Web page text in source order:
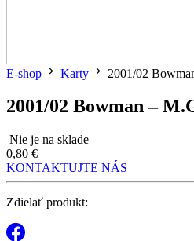
E-shop Karty 2001/02
2001/02 Bowman –
Nie je na sklade
0,80 €
KONTAKTUJTE NÁS
Zdielať produkt: